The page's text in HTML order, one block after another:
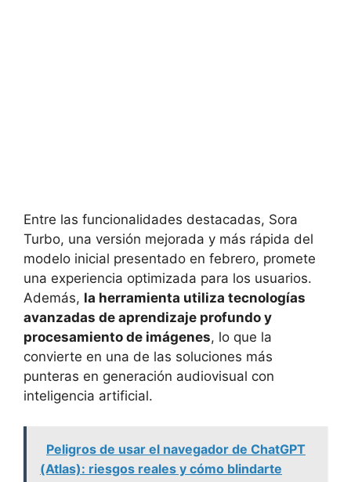
Entre las funcionalidades destacadas, Sora
Turbo, una versión mejorada y más rápida del
modelo inicial presentado en febrero, promete
una experiencia optimizada para los usuarios.
Además, la herramienta utiliza tecnologías
avanzadas de aprendizaje profundo y
procesamiento de imágenes, lo que la
convierte en una de las soluciones más
punteras en generación audiovisual con
inteligencia artificial.
Peligros de usar el navegador de ChatGPT
(Atlas): riesgos reales y cómo blindarte